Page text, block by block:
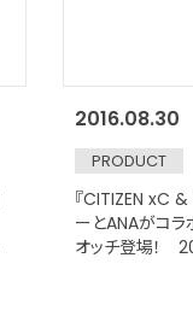
2016.08.30
PRODUCT
『CITIZEN xC
ーとANAがコ
オッチ登場！